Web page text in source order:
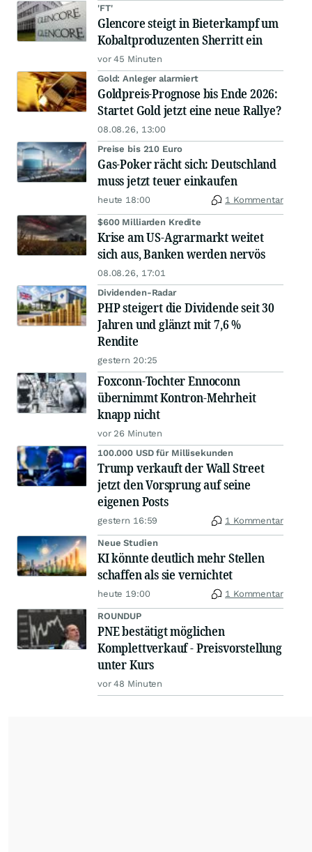
'FT'
Glencore steigt in Bieterkampf um
Kobaltproduzenten Sherritt ein
vor 45 Minuten
Gold: Anleger alarmiert
Goldpreis-Prognose bis Ende 2026:
Startet Gold jetzt eine neue Rallye?
08.08.26, 13:00
Preise bis 210 Euro
Gas-Poker rächt sich: Deutschland
muss jetzt teuer einkaufen
heute 18:00 1 Kommentar
$600 Milliarden Kredite
Krise am US-Agrarmarkt weitet
sich aus, Banken werden nervös
08.08.26, 17:01
Dividenden-Radar
PHP steigert die Dividende seit 30
Jahren und glänzt mit 7,6 %
Rendite
gestern 20:25
Foxconn-Tochter Ennoconn
übernimmt Kontron-Mehrheit
knapp nicht
vor 26 Minuten
100.000 USD für Millisekunden
Trump verkauft der Wall Street
jetzt den Vorsprung auf seine
eigenen Posts
gestern 16:59 1 Kommentar
Neue Studien
KI könnte deutlich mehr Stellen
schaffen als sie vernichtet
heute 19:00 1 Kommentar
ROUNDUP
PNE bestätigt möglichen
Komplettverkauf - Preisvorstellung
unter Kurs
vor 48 Minuten